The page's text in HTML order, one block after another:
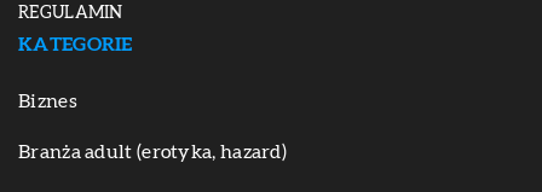
REGULAMIN
KATEGORIE
Biznes
Branża adult (erotyka, hazard)